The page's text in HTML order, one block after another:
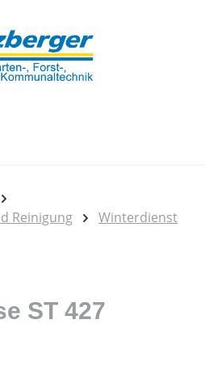
Reinigung
Winterdienst
ST 427